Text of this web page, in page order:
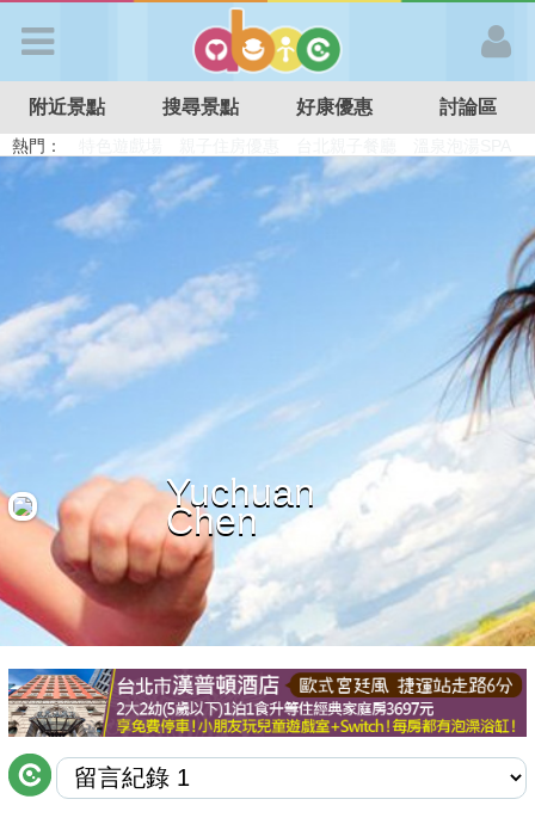
APP登入
首 頁
搜尋景點
好康優惠
最新留言
商家合作
推薦景點
討論區
聯絡我們
附近景點 搜尋景點 好康優惠 討論區
熱門：
特色遊戲場
親子住房優惠 台北親子餐廳 溫泉泡湯SPA
Yuchuan
Chen